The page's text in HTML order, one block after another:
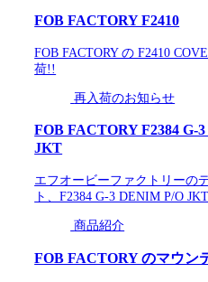
FOB FACTORY F2410
FOB FACTORY の F2410
荷!!
再入荷のお知らせ
FOB FACTORY F2384 G-
JKT
エフオービーファクトリーの
ト、F2384 G-3 DENIM P/O
商品紹介
FOB FACTORY のマウン